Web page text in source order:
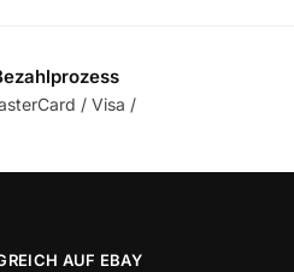
/ Visa /
AUF EBAY